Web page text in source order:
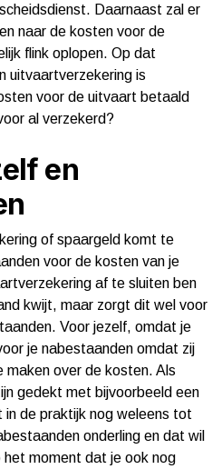
Daarnaast zal er
naar de kosten voor de
flink oplopen. Op dat
uitvaartverzekering is
voor de uitvaart betaald
al verzekerd?
en
of spaargeld komt te
voor de kosten van je
af te sluiten ben
kwijt, maar zorgt dit wel voor
Voor jezelf, omdat je
je nabestaanden omdat zij
maken over de kosten. Als
gedekt met bijvoorbeeld een
de praktijk nog weleens tot
onderling en dat wil
het moment dat je ook nog